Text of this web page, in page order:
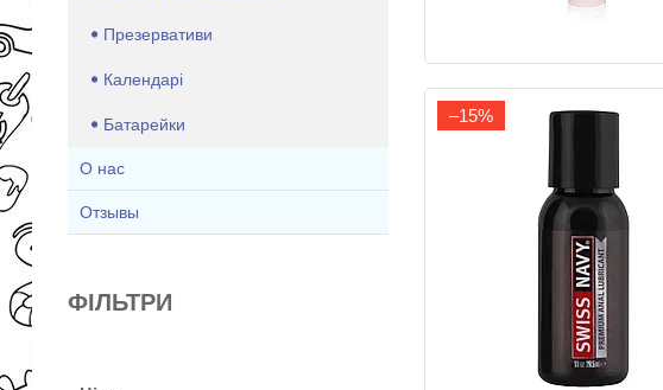
–15%
Презервативи
Календарі
Батарейки
О нас
Отзывы
ФІЛЬТРИ